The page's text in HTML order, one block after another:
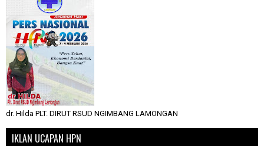
dr. Hilda PLT. DIRUT RSUD NGIMBANG LAMONGAN
IKLAN UCAPAN HPN